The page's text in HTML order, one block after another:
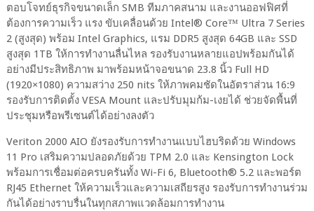
ตอบโจทย์ธุรกิจขนาดเล็ก SMB ทีมภาคสนาม และงานออฟฟิศที่
ต้องการความเร็ว แรง ขับเคลื่อนด้วย Intel® Core™ Ultra 7 Series
2 (สูงสุด) พร้อม Intel Graphics, แรม DDR5 สูงสุด 64GB และ SSD
สูงสุด 1TB ให้การทำงานลื่นไหล รองรับงานหลายแอปพร้อมกันได้
อย่างมีประสิทธิภาพ มาพร้อมหน้าจอขนาด 23.8 นิ้ว Full HD
(1920×1080) ความสว่าง 250 nits ให้ภาพคมชัดในอัตราส่วน 16:9
รองรับการติดตั้ง VESA Mount และปรับมุมก้ม-เงยได้ ช่วยจัดพื้นที่
ประชุมหรือพรีเซนต์ได้อย่างลงตัว
Veriton 2000 AIO ยังรองรับการทำงานแบบไฮบริดด้วย Windows
11 Pro เสริมความปลอดภัยด้วย TPM 2.0 และ Kensington Lock
พร้อมการเชื่อมต่อครบครันทั้ง Wi-Fi 6, Bluetooth® 5.2 และพอร์ต
RJ45 Ethernet ให้ความเร็วและความเสถียรสูง รองรับการทำงานร่วม
กันได้อย่างราบรื่นในทุกสภาพแวดล้อมการทำงาน